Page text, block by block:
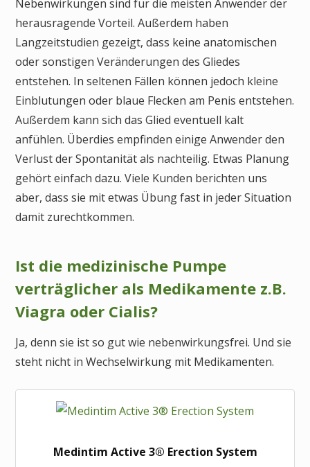
Nebenwirkungen sind für die meisten Anwender der
herausragende Vorteil. Außerdem haben
Langzeitstudien gezeigt, dass keine anatomischen
oder sonstigen Veränderungen des Gliedes
entstehen. In seltenen Fällen können jedoch kleine
Einblutungen oder blaue Flecken am Penis entstehen.
Außerdem kann sich das Glied eventuell kalt
anfühlen. Überdies empfinden einige Anwender den
Verlust der Spontanität als nachteilig. Etwas Planung
gehört einfach dazu. Viele Kunden berichten uns
aber, dass sie mit etwas Übung fast in jeder Situation
damit zurechtkommen.
Ist die medizinische Pumpe
verträglicher als Medikamente z.B.
Viagra oder Cialis?
Ja, denn sie ist so gut wie nebenwirkungsfrei. Und sie
steht nicht in Wechselwirkung mit Medikamenten.
Medintim Active 3® Erection System